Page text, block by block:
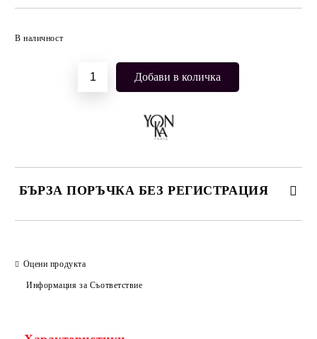
В наличност
БЪРЗА ПОРЪЧКА БЕЗ РЕГИСТРАЦИЯ
Оцени продукта
Информация за Съответствие